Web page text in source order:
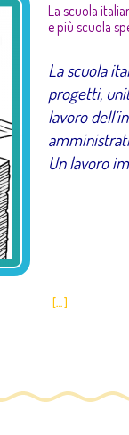
La scuola
e più scuola
La scuola
progetti,
lavoro
Un lavoro
[…]